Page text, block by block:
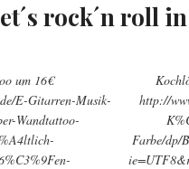
rock´n roll
um 16€
E-Gitarren-Musik-
Wandtattoo-
http://
Farbe/dp/